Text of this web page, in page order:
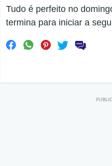
Tudo é perfeito no
termina para iniciar a